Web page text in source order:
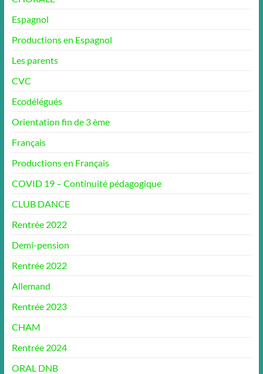
Espagnol
Productions en Espagnol
Les parents
CVC
Ecodélégués
Orientation fin de 3 ème
Français
Productions en Français
COVID 19 – Continuité pédagogique
CLUB DANCE
Rentrée 2022
Demi-pension
Rentrée 2022
Allemand
Rentrée 2023
CHAM
Rentrée 2024
ORAL DNB